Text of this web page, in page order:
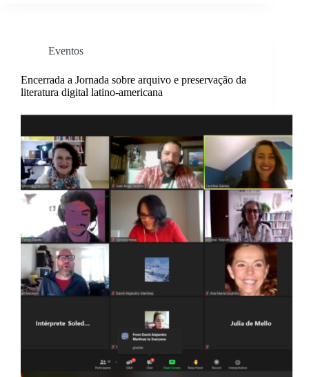
Eventos
Encerrada a Jornada sobre arquivo e preservação da
literatura digital latino-americana